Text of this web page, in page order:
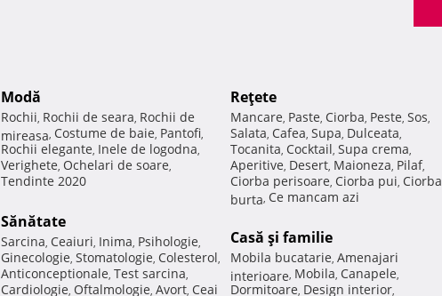
Modă
Rochii, Rochii de seara, Rochii de
mireasa, Costume de baie, Pantofi,
Rochii elegante, Inele de logodna,
Verighete, Ochelari de soare,
Tendinte 2020
Sănătate
Sarcina, Ceaiuri, Inima, Psihologie,
Ginecologie, Stomatologie, Colesterol,
Anticonceptionale, Test sarcina,
Cardiologie, Oftalmologie, Avort, Ceai
Reţete
Mancare, Paste, Ciorba, Peste, Sos,
Salata, Cafea, Supa, Dulceata,
Tocanita, Cocktail, Supa crema,
Aperitive, Desert, Maioneza, Pilaf,
Ciorba perisoare, Ciorba pui, Ciorba
burta, Ce mancam azi
Casă şi familie
Mobila bucatarie, Amenajari
interioare, Mobila, Canapele,
Dormitoare, Design interior,